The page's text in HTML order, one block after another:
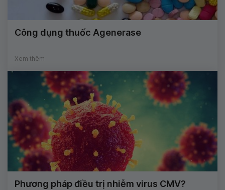
Công dụng thuốc Agenerase
Xem thêm
Phương pháp điều trị nhiễm virus CMV?